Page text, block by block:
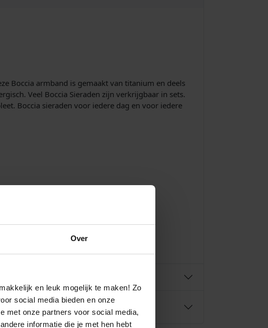
Over
en leuk mogelijk te maken! Zo
social media bieden en onze
met onze partners voor social media,
informatie die je met hen hebt
Boccia armband is gemaakt van titanium en deels
Veel Boccia Sieraden zijn verkrijgbaar in sets.
Boccia sieraden voor iedere dag en voor iedere